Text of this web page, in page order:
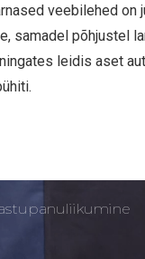
veebilehed on
samadel põhjustel
leidis aset